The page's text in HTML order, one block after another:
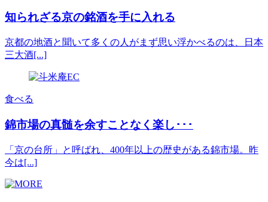
知られざる京の銘酒を手に入れる
京都の地酒と聞いて多くの人がまず思い浮かべるのは、日本
三大酒[...]
食べる
錦市場の真髄を余すことなく楽し･･･
「京の台所」と呼ばれ、400年以上の歴史がある錦市場。昨
今は[...]